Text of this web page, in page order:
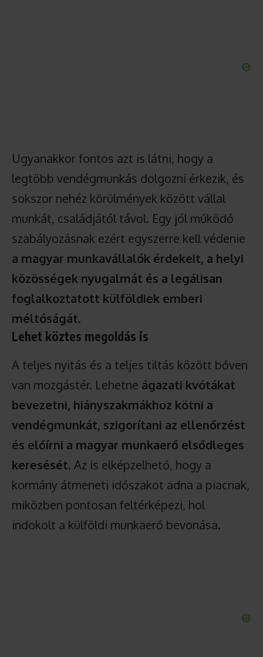
Ugyanakkor fontos azt is látni, hogy a
legtöbb vendégmunkás dolgozni érkezik, és
sokszor nehéz körülmények között vállal
munkát, családjától távol. Egy jól működő
szabályozásnak ezért egyszerre kell védenie
a magyar munkavállalók érdekeit, a helyi
közösségek nyugalmát és a legálisan
foglalkoztatott külföldiek emberi
méltóságát.
Lehet köztes megoldás is
A teljes nyitás és a teljes tiltás között bőven
van mozgástér. Lehetne ágazati kvótákat
bevezetni, hiányszakmákhoz kötni a
vendégmunkát, szigorítani az ellenőrzést
és előírni a magyar munkaerő elsődleges
keresését. Az is elképzelhető, hogy a
kormány átmeneti időszakot adna a piacnak,
miközben pontosan feltérképezi, hol
indokolt a külföldi munkaerő bevonása.